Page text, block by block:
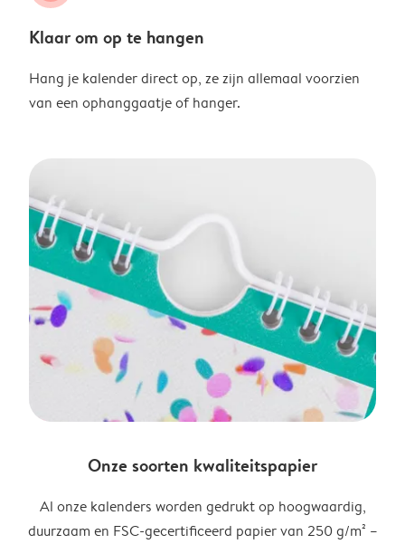
Klaar om op te hangen
Hang je kalender direct op, ze zijn allemaal voorzien
van een ophanggaatje of hanger.
Onze soorten kwaliteitspapier
Al onze kalenders worden gedrukt op hoogwaardig,
duurzaam en FSC-gecertificeerd papier van 250 g/m² –